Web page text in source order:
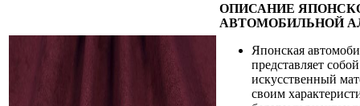
ОПИСАНИЕ
АВТОМОБИЛЬНОЙ
Японская
представляет
искусственный
своим